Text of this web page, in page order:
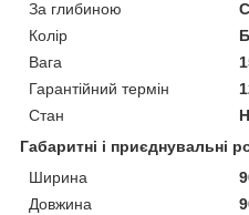
За глибиною
Колір
Вага
Гарантійний термін
Стан
Габаритні і приєднувальні
Ширина
Довжина